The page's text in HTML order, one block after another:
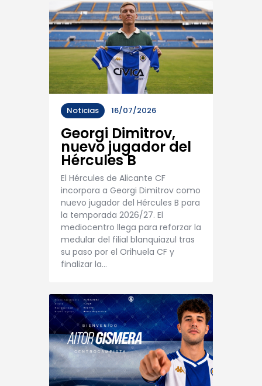
Noticias 16/07/2026
Georgi Dimitrov,
nuevo jugador del
Hércules B
El Hércules de Alicante CF
incorpora a Georgi Dimitrov como
nuevo jugador del Hércules B para
la temporada 2026/27. El
mediocentro llega para reforzar la
medular del filial blanquiazul tras
su paso por el Orihuela CF y
finalizar la…